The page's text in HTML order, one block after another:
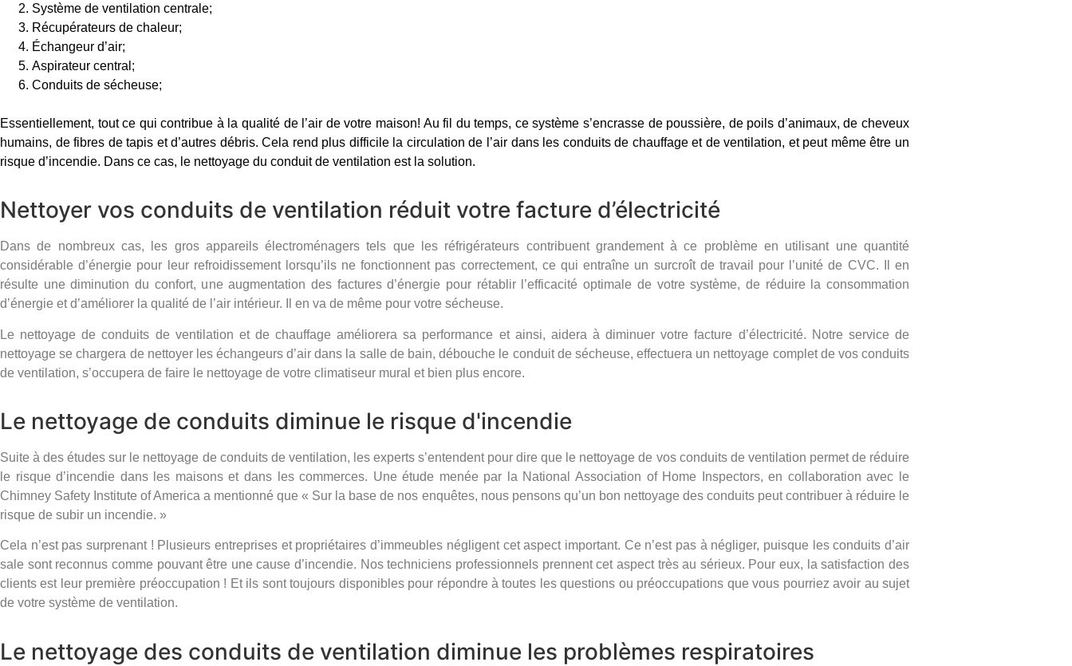
Système de ventilation centrale;
Récupérateurs de chaleur;
Échangeur d’air;
Aspirateur central;
Conduits de sécheuse;
Essentiellement, tout ce qui contribue à la qualité de l’air de votre maison! Au fil du temps, ce système s’encrasse de poussière, de poils d’animaux, de cheveux
humains, de fibres de tapis et d’autres débris. Cela rend plus difficile la circulation de l’air dans les conduits de chauffage et de ventilation, et peut même être un
risque d’incendie. Dans ce cas, le nettoyage du conduit de ventilation est la solution.
Nettoyer vos conduits de ventilation réduit votre facture d’électricité
Dans de nombreux cas, les gros appareils électroménagers tels que les réfrigérateurs contribuent grandement à ce problème en utilisant une quantité
considérable d’énergie pour leur refroidissement lorsqu’ils ne fonctionnent pas correctement, ce qui entraîne un surcroît de travail pour l’unité de CVC. Il en
résulte une diminution du confort, une augmentation des factures d’énergie pour rétablir l’efficacité optimale de votre système, de réduire la consommation
d’énergie et d’améliorer la qualité de l’air intérieur. Il en va de même pour votre sécheuse.
Le nettoyage de conduits de ventilation et de chauffage améliorera sa performance et ainsi, aidera à diminuer votre facture d’électricité. Notre service de
nettoyage se chargera de nettoyer les échangeurs d’air dans la salle de bain, débouche le conduit de sécheuse, effectuera un nettoyage complet de vos conduits
de ventilation, s’occupera de faire le nettoyage de votre climatiseur mural et bien plus encore.
Le nettoyage de conduits diminue le risque d'incendie
Suite à des études sur le nettoyage de conduits de ventilation, les experts s’entendent pour dire que le nettoyage de vos conduits de ventilation permet de réduire
le risque d’incendie dans les maisons et dans les commerces. Une étude menée par la National Association of Home Inspectors, en collaboration avec le
Chimney Safety Institute of America a mentionné que « Sur la base de nos enquêtes, nous pensons qu’un bon nettoyage des conduits peut contribuer à réduire le
risque de subir un incendie. »
Cela n’est pas surprenant ! Plusieurs entreprises et propriétaires d’immeubles négligent cet aspect important. Ce n’est pas à négliger, puisque les conduits d’air
sale sont reconnus comme pouvant être une cause d’incendie. Nos techniciens professionnels prennent cet aspect très au sérieux. Pour eux, la satisfaction des
clients est leur première préoccupation ! Et ils sont toujours disponibles pour répondre à toutes les questions ou préoccupations que vous pourriez avoir au sujet
de votre système de ventilation.
Le nettoyage des conduits de ventilation diminue les problèmes respiratoires